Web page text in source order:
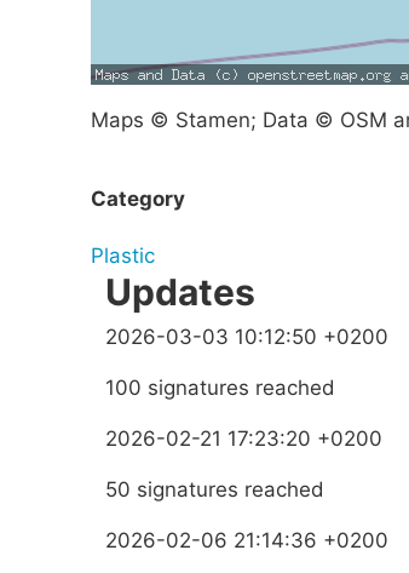
Maps © Stamen; Data © OSM
Category
Plastic
Updates
2026-03-03 10:12:50 +0200
100 signatures reached
2026-02-21 17:23:20 +0200
50 signatures reached
2026-02-06 21:14:36 +0200